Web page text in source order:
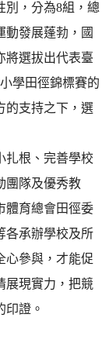
別，分為8組，總
動發展蓬勃，國
將選拔出代表臺
學田徑錦標賽的
的支持之下，選
扎根、完善學校
團隊及優秀教
體育總會田徑委
各承辦學校及所
心參與，才能促
展現實力，把競
印證。